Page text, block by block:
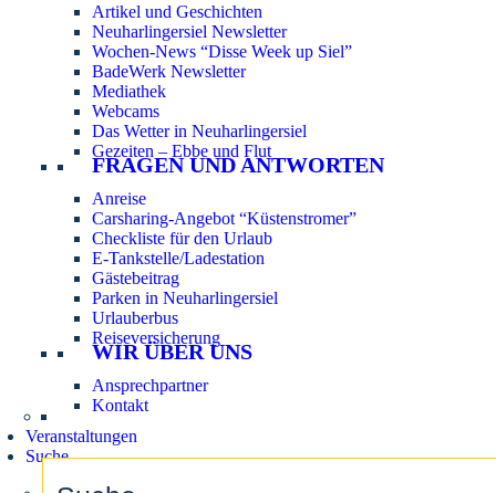
Artikel und Geschichten
Neuharlingersiel Newsletter
Wochen-News “Disse Week up Siel”
BadeWerk Newsletter
Mediathek
Webcams
Das Wetter in Neuharlingersiel
Gezeiten – Ebbe und Flut
FRAGEN UND ANTWORTEN
Anreise
Carsharing-Angebot “Küstenstromer”
Checkliste für den Urlaub
E-Tankstelle/Ladestation
Gästebeitrag
Parken in Neuharlingersiel
Urlauberbus
Reiseversicherung
WIR ÜBER UNS
Ansprechpartner
Kontakt
Veranstaltungen
Suche
Search